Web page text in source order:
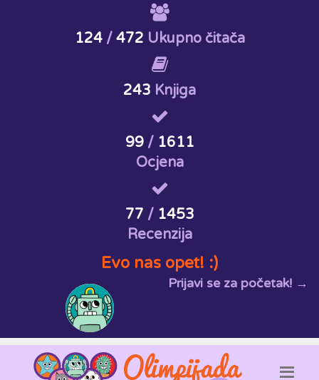
124/ 472 Ukupno čitača
243 Knjiga
99/ 1611
Ocjena
77 / 1453
Recenzija
Evo nas opet! :)
Prijavi se za početak! →